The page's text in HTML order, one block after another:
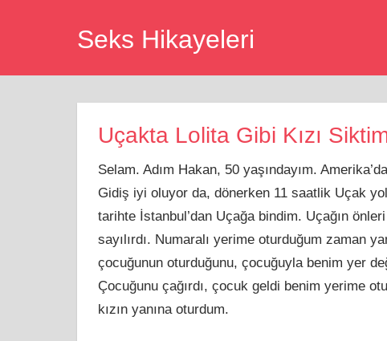
Seks Hikayeleri
Uçakta Lolita Gibi Kızı
Selam. Adım Hakan, 50 yaşındayım.
Gidiş iyi oluyor da, dönerken 11 saatlik Uçak
tarihte İstanbul’dan Uçağa bindim. Uçağın
sayılırdı. Numaralı yerime oturduğum zaman
çocuğunun oturduğunu, çocuğuyla benim yer
Çocuğunu çağırdı, çocuk geldi benim yerime
kızın yanına oturdum.